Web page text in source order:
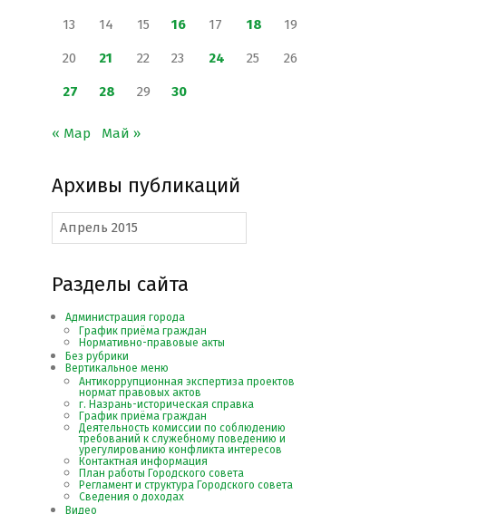
13 14 15 16 17 18 19
20 21 22 23 24 25 26
27 28 29 30
« Мар Май »
Архивы публикаций
Архивы
публикаций
Разделы сайта
Администрация города
График приёма граждан
Нормативно-правовые акты
Без рубрики
Вертикальное меню
Антикоррупционная экспертиза проектов
нормат правовых актов
г. Назрань-историческая справка
График приёма граждан
Деятельность комиссии по соблюдению
требований к служебному поведению и
урегулированию конфликта интересов
Контактная информация
План работы Городского совета
Регламент и структура Городского совета
Сведения о доходах
Видео